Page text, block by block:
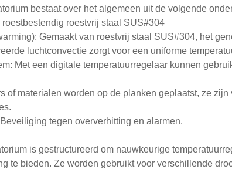
bestaat over het algemeen uit de volgende
roestvrij staal SUS#304
Gemaakt van roestvrij staal SUS#304, het
luchtconvectie zorgt voor een uniforme
Met een digitale temperatuurregelaar kunnen
of materialen worden op de planken geplaatst, ze
tegen oververhitting en alarmen.
is gestructureerd om nauwkeurige
te bieden. Ze worden gebruikt voor verschillende